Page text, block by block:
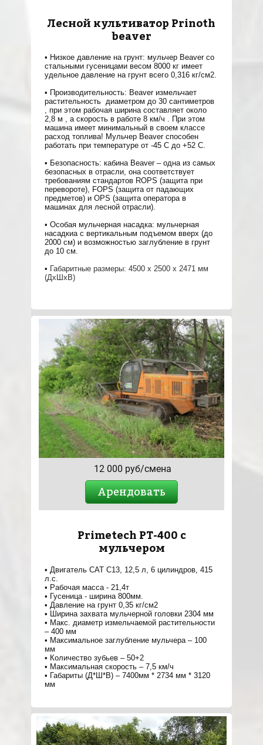
Лесной культиватор Prinoth
beaver
Низкое давление на грунт: мульчер Beaver со
стальными гусеницами весом 8000 кг имеет
удельное давление на грунт всего 0,316 кг/см2.
Производительность: Beaver измельчает
растительность диаметром до 30 сантиметров
, при этом рабочая ширина составляет около
2,8 м , а скорость в работе 8 км/ч . При этом
машина имеет минимальный в своем классе
расход топлива! Мульчер Beaver способен
работать при температуре от ‐45 C до +52 С.
Безопасность: кабина Beaver – одна из самых
безопасных в отрасли, она соответствует
требованиям стандартов ROPS (защита при
перевороте), FOPS (защита от падающих
предметов) и OPS (защита оператора в
машинах для лесной отрасли).
Особая мульчерная насадка: мульчерная
насадкиа с вертикальным подъемом вверх (до
2000 см) и возможностью заглубление в грунт
до 10 см.
Габаритные размеры: 4500 x 2500 x 2471 мм
(ДхШхВ)
12 000 руб/смена
Арендовать
Primetech PT-400 с
мульчером
Двигатель CAT C13, 12,5 л, 6 цилиндров, 415
л.с.
Рабочая масса - 21,4т
Гусеница - ширина 800мм.
Давление на грунт 0,35 кг/см2
Ширина захвата мульчерной головки 2304 мм
Макс. диаметр измельчаемой растительности
– 400 мм
Максимальное заглубление мульчера – 100
мм
Количество зубьев – 50+2
Максимальная скорость – 7,5 км/ч
Габариты (Д*Ш*В) – 7400мм * 2734 мм * 3120
мм